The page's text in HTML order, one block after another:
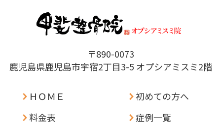
〒890-0073
鹿児島県鹿児島市宇宿2丁目3-5 オプシアミスミ2階
ＨＯＭＥ
料金表
初めての方へ
症例一覧